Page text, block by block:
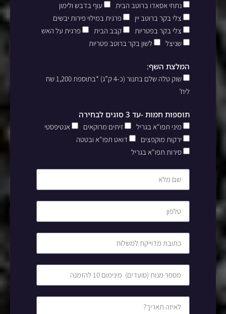
נתחי אסאדו ברוטב הבית
עוף בדבש ולימון
צלי בקר ברוטב יין
פרגית במילוי פירות יבשים
צלי בקר בפטריות
קבב הבית
פרגית על האש
שניצל
לשון בקר ברוטב פטריות
המלצת השף:
שוק טלה שלם בתנור (כ-4 ק”ג) *בתוספת 1,200 שח
ליח’
תוספות חמות -עד 3 סוגים לבחירה
מיני תפו"א בגריל זיתים מרוקאים
אנטיפסטי
ירקות מוקפצים
דואט תפו"א ובטטה
סירות תפו"א בגריל